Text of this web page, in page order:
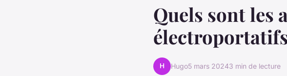
Quels sont les
H Hugo5 mars 20243 min de lecture